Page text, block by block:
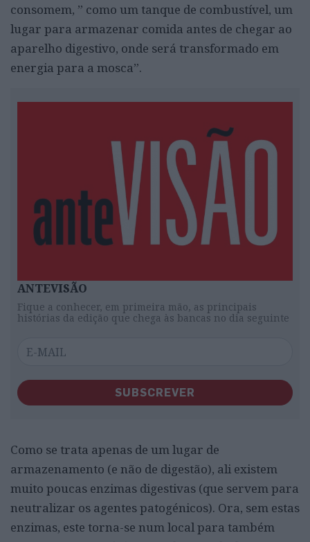
consomem, ” como um tanque de combustível, um
lugar para armazenar comida antes de chegar ao
aparelho digestivo, onde será transformado em
energia para a mosca”.
ANTEVISÃO
Fique a conhecer, em primeira mão, as principais
histórias da edição que chega às bancas no dia seguinte
SUBSCREVER
Como se trata apenas de um lugar de
armazenamento (e não de digestão), ali existem
muito poucas enzimas digestivas (que servem para
neutralizar os agentes patogénicos). Ora, sem estas
enzimas, este torna-se num local para também